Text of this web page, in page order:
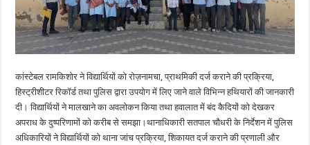
कांस्टेबल रामकिशोर ने विद्यार्थियों को रोज़नामचा, प्राथमिकी दर्ज कराने की प्रक्रिया,
हिस्ट्रीशीटर रिकॉर्ड तथा पुलिस द्वारा उपयोग में लिए जाने वाले विभिन्न हथियारों की जानकारी
दी। विद्यार्थियों ने मालखाने का अवलोकन किया तथा हवालात में बंद कैदियों को देखकर
अपराध के दुष्परिणामों को करीब से समझा।थानाधिकारी सतपाल चौधरी के निर्देशन में पुलिस
अधिकारियों ने विद्यार्थियों को थाना जांच प्रक्रिया, शिकायत दर्ज कराने की प्रणाली और